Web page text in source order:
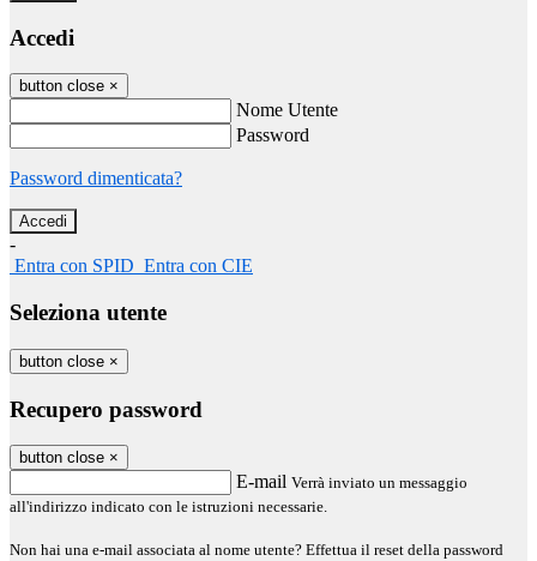
Accedi
button close ×
Nome Utente
Password
Password dimenticata?
-
Entra con SPID Entra con CIE
Seleziona utente
button close ×
Recupero password
button close ×
E-mail Verrà inviato un messaggio
all'indirizzo indicato con le istruzioni necessarie.
Non hai una e-mail associata al nome utente? Effettua il reset della password